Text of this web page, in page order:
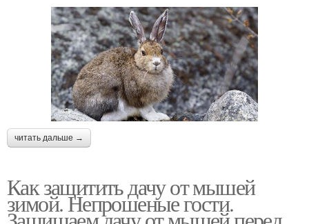
читать дальше →
Как защитить дачу от мышей
зимой. Непрошеные гости.